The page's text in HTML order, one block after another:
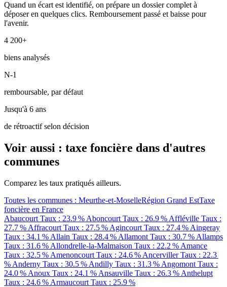
Quand un écart est identifié, on prépare un dossier complet à
déposer en quelques clics. Remboursement passé et baisse pour
l'avenir.
4 200+
biens analysés
N-1
remboursable, par défaut
Jusqu'à 6 ans
de rétroactif selon décision
Voir aussi : taxe foncière dans d'autres
communes
Comparez les taux pratiqués ailleurs.
Toutes les communes : Meurthe-et-MoselleRégion Grand EstTaxe
foncière en France
Abaucourt Taux : 23.9 % Aboncourt Taux : 26.9 % Affléville Taux :
27.7 % Affracourt Taux : 27.5 % Agincourt Taux : 27.4 % Aingeray
Taux : 34.1 % Allain Taux : 28.4 % Allamont Taux : 30.7 % Allamps
Taux : 31.6 % Allondrelle-la-Malmaison Taux : 22.2 % Amance
Taux : 32.5 % Amenoncourt Taux : 24.6 % AncervillerTaux : 22.3
% Anderny Taux : 30.5 % Andilly Taux : 31.3 % Angomont Taux :
24.0 % Anoux Taux : 24.1 % Ansauville Taux : 26.3 % Anthelupt
Taux : 24.6 % Armaucourt Taux : 25.9 %